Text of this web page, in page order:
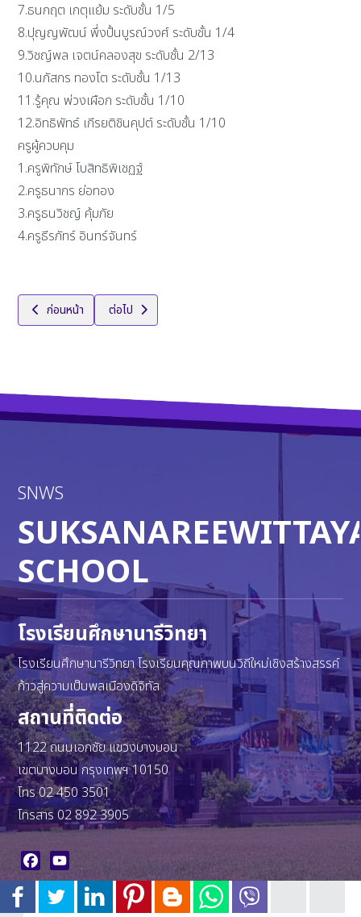
7.ธนกฤต เกตุแย้ม ระดับชั้น 1/5
8.ปุญญพัฒน์ พึ่งปั้นบูรณ์วงศ์ ระดับชั้น 1/4
9.วิชญ์พล เจตน์คลองสุข ระดับชั้น 2/13
10.นภัสกร ทองโต ระดับชั้น 1/13
11.รู้คุณ พ่วงเผือก ระดับชั้น 1/10
12.อิทธิพัทธ์ เกีรยติชินคุปต์ ระดับชั้น 1/10
ครูผู้ควบคุม
1.ครูพิทักษ์ โบสิทธิพิเชฏฐ์
2.ครูธนากร ย่อทอง
3.ครูธนวิชญ์ คุ้มภัย
4.ครูธีรภัทร์ อินทร์จันทร์
เนื้อหาก่อนหน้า: นายพลกฤต วิเชียรพงษ์สาสน์ นักเรียนชั้น ม.6/1 ตัวแทน
ก่อนหน้า เนื้อหาถัดไป: การแข่งขันบอร์ดเกมเชิงกุลยุทธ์ระดับประ
ต่อไป
SNWS
SCHOOL
โรงเรียนศึกษานารีวิทยา
โรงเรียนศึกษานารีวิทยา โรงเรียนคุณภาพบนวิถีใหม่เชิงสร้างสรรค์
ก้าวสู่ความเป็นพลเมืองดิจิทัล
สถานที่ติดต่อ
1122 ถนนเอกชัย แขวงบางบอน
เขตบางบอน กรุงเทพฯ 10150
โทร 02 450 3501
โทรสาร 02 892 3905
Facebook
YouTube